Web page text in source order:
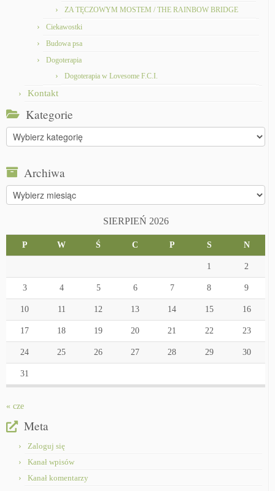
ZA TĘCZOWYM MOSTEM / THE RAINBOW BRIDGE
Ciekawostki
Budowa psa
Dogoterapia
Dogoterapia w Lovesome F.C.I.
Kontakt
Kategorie
Kategorie
Archiwa
Archiwa
SIERPIEŃ 2026
P W Ś C P S N
1 2
3 4 5 6 7 8 9
10 11 12 13 14 15 16
17 18 19 20 21 22 23
24 25 26 27 28 29 30
31
« cze
Meta
Zaloguj się
Kanał wpisów
Kanał komentarzy